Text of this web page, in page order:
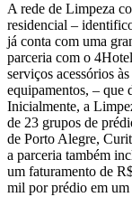
A rede de Limpeza
residencial –
já conta com uma
parceria com o
serviços acessórios
equipamentos, – que
Inicialmente, a
de 23 grupos de
de Porto Alegre,
a parceria também
um faturamento de
mil por prédio em um